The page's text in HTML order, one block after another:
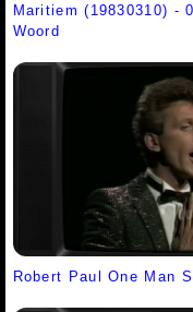
Maritiem (19830310) -
Woord
Robert Paul One Man